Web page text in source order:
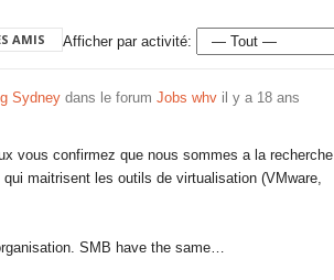
AMIS Afficher par activité:
Sydney dans le forum Jobs whv il y a 18 ans
vous confirmez que nous sommes a la recherche
maitrisent les outils de virtualisation (VMware,
SMB have the same…